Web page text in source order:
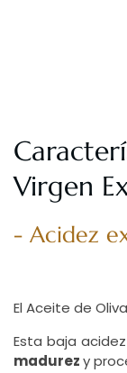
Virgen
- Acidez
El Aceite de
Esta baja
madurezy